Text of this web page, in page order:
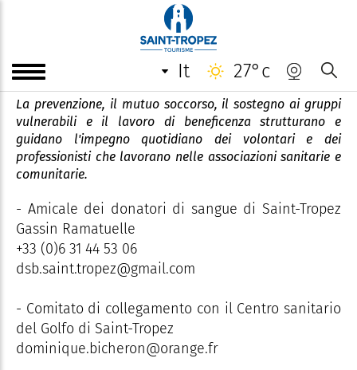
it 27°c
Associazioni - Salute e
solidarietà
La prevenzione, il mutuo soccorso, il sostegno ai gruppi
vulnerabili e il lavoro di beneficenza strutturano e
guidano l'impegno quotidiano dei volontari e dei
professionisti che lavorano nelle associazioni sanitarie e
comunitarie.
- Amicale dei donatori di sangue di Saint-Tropez
Gassin Ramatuelle
+33 (0)6 31 44 53 06
dsb.saint.tropez@gmail.com
- Comitato di collegamento con il Centro sanitario
del Golfo di Saint-Tropez
dominique.bicheron@orange.fr